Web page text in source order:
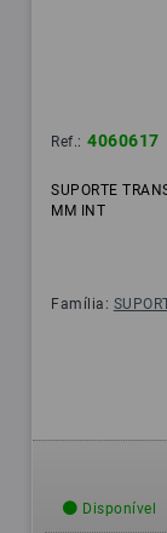
Ref.: 4060617
SUPORTE
MM INT
Família:
Disponível